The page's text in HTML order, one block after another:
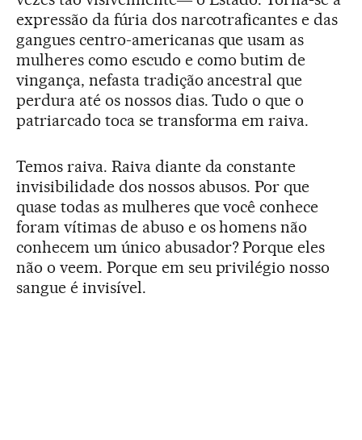
expressão da fúria dos narcotraficantes e das
gangues centro-americanas que usam as
mulheres como escudo e como butim de
vingança, nefasta tradição ancestral que
perdura até os nossos dias. Tudo o que o
patriarcado toca se transforma em raiva.
Temos raiva. Raiva diante da constante
invisibilidade dos nossos abusos. Por que
quase todas as mulheres que você conhece
foram vítimas de abuso e os homens não
conhecem um único abusador? Porque eles
não o veem. Porque em seu privilégio nosso
sangue é invisível.